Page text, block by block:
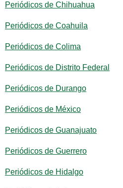
Periódicos de Chihuahua
Periódicos de Coahuila
Periódicos de Colima
Periódicos de Distrito Federal
Periódicos de Durango
Periódicos de México
Periódicos de Guanajuato
Periódicos de Guerrero
Periódicos de Hidalgo